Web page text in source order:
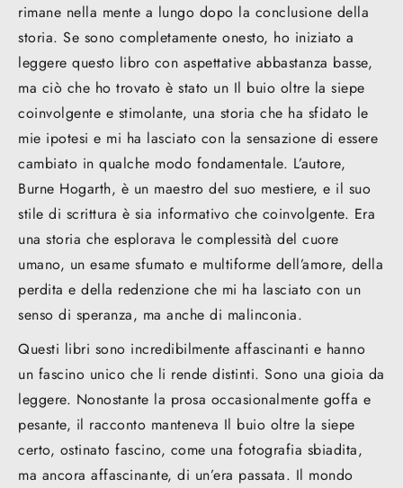
rimane nella mente a lungo dopo la conclusione della
storia. Se sono completamente onesto, ho iniziato a
leggere questo libro con aspettative abbastanza basse,
ma ciò che ho trovato è stato un Il buio oltre la siepe
coinvolgente e stimolante, una storia che ha sfidato le
mie ipotesi e mi ha lasciato con la sensazione di essere
cambiato in qualche modo fondamentale. L’autore,
Burne Hogarth, è un maestro del suo mestiere, e il suo
stile di scrittura è sia informativo che coinvolgente. Era
una storia che esplorava le complessità del cuore
umano, un esame sfumato e multiforme dell’amore, della
perdita e della redenzione che mi ha lasciato con un
senso di speranza, ma anche di malinconia.
Questi libri sono incredibilmente affascinanti e hanno
un fascino unico che li rende distinti. Sono una gioia da
leggere. Nonostante la prosa occasionalmente goffa e
pesante, il racconto manteneva Il buio oltre la siepe
certo, ostinato fascino, come una fotografia sbiadita,
ma ancora affascinante, di un’era passata. Il mondo